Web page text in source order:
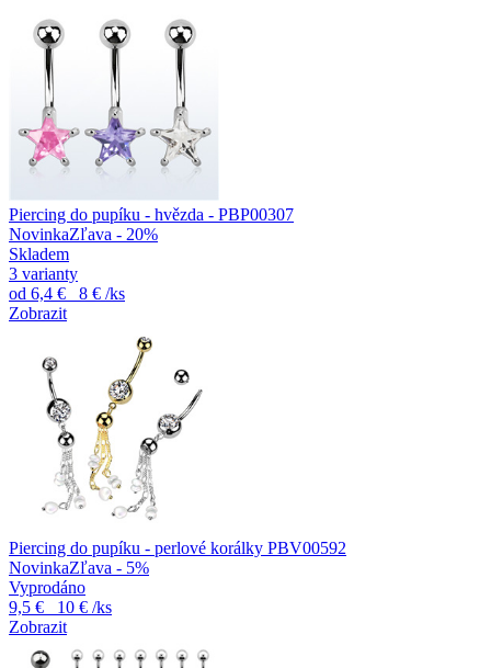
Piercing do pupíku - hvězda - PBP00307
NovinkaZľava - 20%
Skladem
3 varianty
od 6,4 € 8 € /ks
Zobrazit
Piercing do pupíku - perlové korálky PBV00592
NovinkaZľava - 5%
Vyprodáno
9,5 €
10 € /ks
Zobrazit